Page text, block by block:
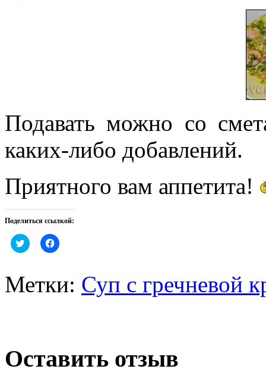
Подавать можно со
каких-либо добавлений.
Приятного вам аппетита!
Поделиться ссылкой:
Нажмите,
чтобы
(Открывается
в
новом
Нажмите,
чтобы
(Открывается
новом
Метки: Суп с гречневой
Оставить отзыв